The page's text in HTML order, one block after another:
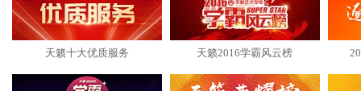
天籁十大优质服务 天籁2016学霸风云榜